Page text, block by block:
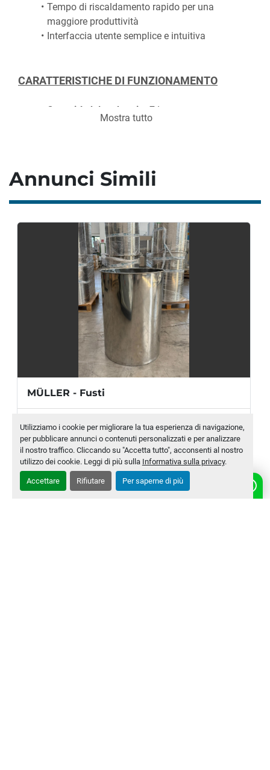
Utilizziamo i cookie per migliorare la tua esperienza di navigazione,
per pubblicare annunci o contenuti personalizzati e per analizzare
il nostro traffico. Cliccando su "Accetta tutto", acconsenti al nostro
utilizzo dei cookie. Leggi di più sulla Informativa sulla privacy.
Accettare Rifiutare Per saperne di più
Tempo di riscaldamento rapido per una
maggiore produttività
Interfaccia utente semplice e intuitiva
CARATTERISTICHE DI FUNZIONAMENTO
Capacità del serbatoio:
7 L
Tipo di filtro: monouso interno-esterno
Intervallo con prestazioni ridotte:
800 cP e da 10.000 a 30.000 cP
TEMPERATURA
Sezione di fusione: da 40 a 204 °C (da 100
a 400 °F)
Tubo flessibile e applicatori: da 40 a 230
°C (da 100 a 450 °F)
Intervallo di temperatura ambiente:
50 °C (da 23 a 122 °F)
±0,5 °C (1 °F)
Massima potenza per modulo di
alimentazione: 2000 W
Potenza massima per coppia: 1200 W
Potenza massima per canale: 1000 W
Mostra tutto
Annunci Simili
MÜLLER - Fusti
Modello 200 L
Numero di magazzino MLTC-0007-WH